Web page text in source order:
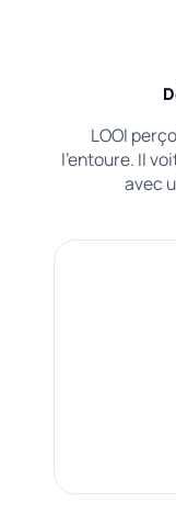
LOOI
l'entoure. Il
avec